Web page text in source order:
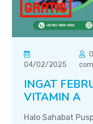
04/02/2025
0
INGAT
VITAMIN A
Halo Sahabat